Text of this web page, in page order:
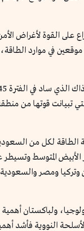
على القوة
في موارد الطاقة،
قوتها من منطقة
لكل من السعودية
المتوسط
ومصر والسعودية
ولباكستان
النووية فأشد